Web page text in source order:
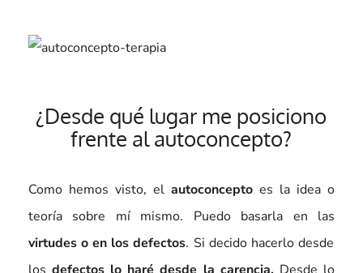
¿Desde qué lugar me posiciono
frente al autoconcepto?
Como hemos visto, el autoconcepto es la idea o
teoría sobre mí mismo. Puedo basarla en las
virtudes o en los defectos. Si decido hacerlo desde